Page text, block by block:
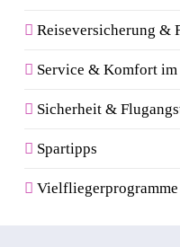
Reiseversicherung &
Service & Komfort im
Sicherheit &
Spartipps